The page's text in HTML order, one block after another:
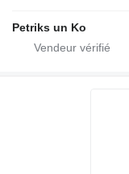
Petriks un Ko